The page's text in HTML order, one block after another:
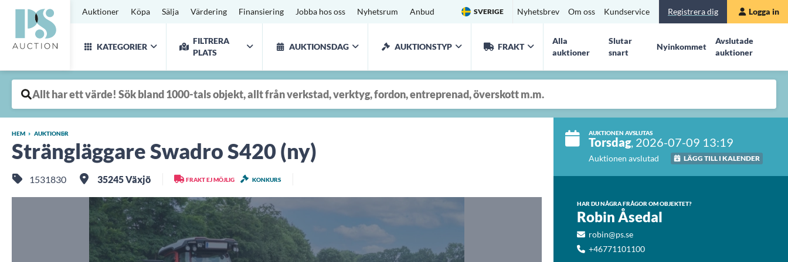
Auktioner Köpa Sälja Värdering Finansiering Jobba hos oss Nyhetsrum Anbud SVERIGE Nyhetsbrev Om oss Kundservice Registrera dig Logga in
KATEGORIER
FILTRERA
PLATS
AUKTIONSDAG AUKTIONSTYP FRAKT
Alla
auktioner
Slutar
snart
Nyinkommet
Avslutade
auktioner
AUKTIONEN AVSLUTAS
Torsdag, 2026-07-09 13:19
Auktionen avslutad LÄGG TILL I KALENDER
HAR DU NÅGRA FRÅGOR OM OBJEKTET?
Robin Åsedal
robin@ps.se
+46771101100
HEM AUKTIONER
Strängläggare Swadro S420 (ny)
1531830 35245 Växjö FRAKT EJ MÖJLIG KONKURS